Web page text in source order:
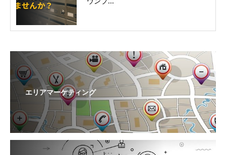
エリアマーケティング